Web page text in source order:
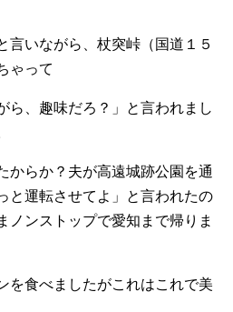
言いながら、杖突峠（国道１５
ゃって
ら、趣味だろ？」と言われまし
からか？夫が高遠城跡公園を通
と運転させてよ」と言われたの
ノンストップで愛知まで帰りま
を食べましたがこれはこれで美